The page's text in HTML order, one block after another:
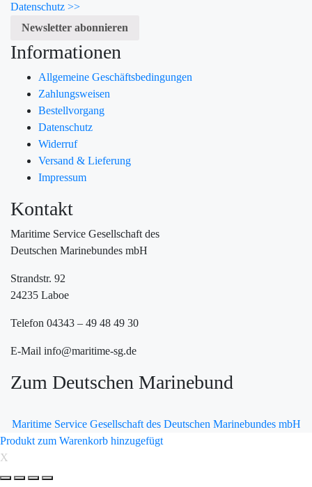
Datenschutz >>
Informationen
Allgemeine Geschäftsbedingungen
Zahlungsweisen
Bestellvorgang
Datenschutz
Widerruf
Versand & Lieferung
Impressum
Kontakt
Maritime Service Gesellschaft des
Deutschen Marinebundes mbH
Strandstr. 92
24235 Laboe
Telefon 04343 – 49 48 49 30
E-Mail info@maritime-sg.de
Zum Deutschen Marinebund
Maritime Service Gesellschaft des Deutschen Marinebundes mbH
Produkt zum Warenkorb hinzugefügt
X